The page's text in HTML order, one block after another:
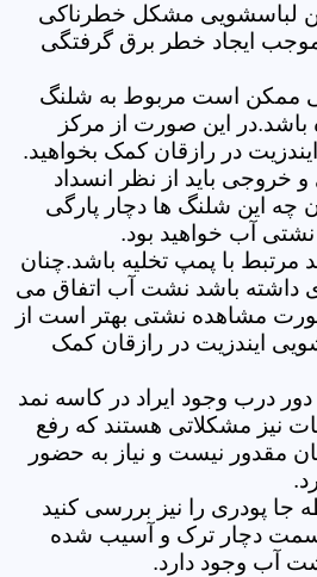
لباسشویی مشکل خطرناکی
ایجاد خطر برق گرفتگی
ممکن است مربوط به شلنگ
باشد.در این صورت از مرکز
در رازقان کمک بخواهید.
خروجی باید از نظر انسداد
چه این شلنگ ها دچار پارگی
آب خواهید بود.
مرتبط با پمپ تخلیه باشد.چنان
داشته باشد نشت آب اتفاق می
صورت مشاهده نشتی بهتر است از
ایندزیت در رازقان کمک
درب وجود ایراد در کاسه نمد
نیز مشکلاتی هستند که رفع
مقدور نیست و نیاز به حضور
پودری را نیز بررسی کنید
قسمت دچار ترک و آسیب شده
آب وجود دارد.